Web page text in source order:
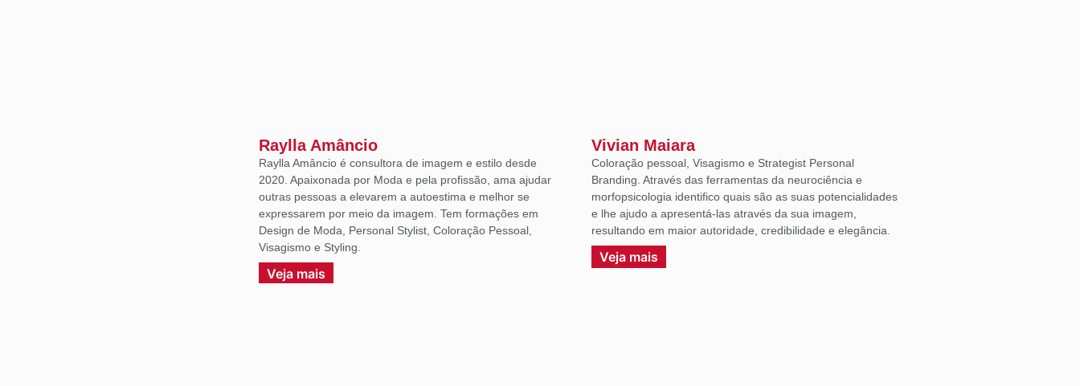
Raylla Amâncio
Raylla Amâncio é consultora de imagem e estilo desde
2020. Apaixonada por Moda e pela profissão, ama ajudar
outras pessoas a elevarem a autoestima e melhor se
expressarem por meio da imagem. Tem formações em
Design de Moda, Personal Stylist, Coloração Pessoal,
Visagismo e Styling.
Veja mais
Vivian Maiara
Coloração pessoal, Visagismo e Strategist Personal
Branding. Através das ferramentas da neurociência e
morfopsicologia identifico quais são as suas potencialidades
e lhe ajudo a apresentá-las através da sua imagem,
resultando em maior autoridade, credibilidade e elegância.
Veja mais